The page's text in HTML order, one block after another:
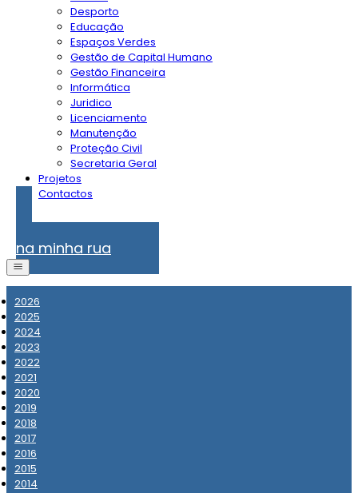
Desporto
Educação
Espaços Verdes
Gestão de Capital Humano
Gestão Financeira
Informática
Juridico
Licenciamento
Manutenção
Proteção Civil
Secretaria Geral
Projetos
Contactos
na minha rua
2026
2025
2024
2023
2022
2021
2020
2019
2018
2017
2016
2015
2014